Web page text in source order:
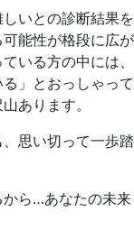
いとの診断結果を
能性が格段に広が
いる方の中には、
」とおっしゃって
あります。
思い切って一歩踏
から…あなたの未来